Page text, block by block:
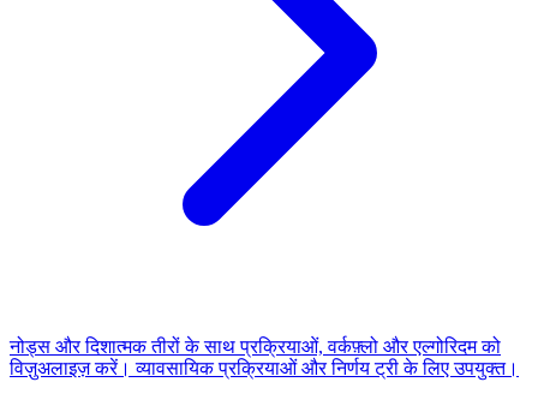
नोड्स और दिशात्मक तीरों के साथ प्रक्रियाओं, वर्कफ़्लो और एल्गोरिदम को
विज़ुअलाइज़ करें। व्यावसायिक प्रक्रियाओं और निर्णय ट्री के लिए उपयुक्त।